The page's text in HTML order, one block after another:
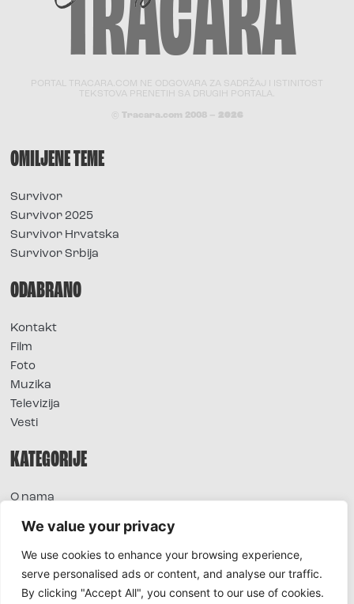
We value your privacy
We use cookies to enhance your browsing experience,
serve personalised ads or content, and analyse our traffic.
By clicking "Accept All", you consent to our use of cookies.
PORTAL TRACARA.COM NE ODGOVARA ZA SADRŽAJ I ISTINITOST
TEKSTOVA PRENETIH SA DRUGIH PORTALA.
© Tracara.com 2008 – 2026
OMILJENE TEME
Survivor
Survivor 2025
Survivor Hrvatska
Survivor Srbija
ODABRANO
Kontakt
Film
Foto
Muzika
Televizija
Vesti
KATEGORIJE
O nama
Extra
Foto
Moda
TV